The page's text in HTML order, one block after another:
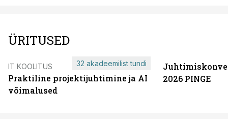
ÜRITUSED
IT KOOLITUS
Praktiline projektijuhtimine ja AI
võimalused
32 akadeemilist tundi
2026 PINGE